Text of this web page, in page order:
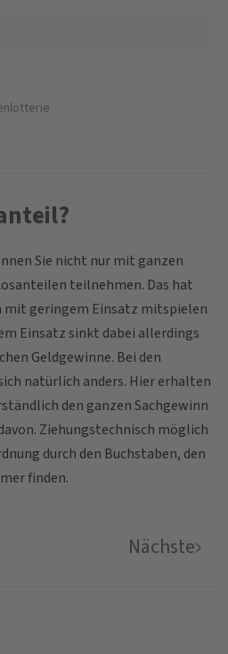
Sie nicht nur mit ganzen
teilnehmen. Das hat
mit geringem Einsatz mitspielen
Einsatz sinkt dabei allerdings
Geldgewinne. Bei den
natürlich anders. Hier erhalten
den ganzen Sachgewinn
Ziehungstechnisch möglich
durch den Buchstaben, den
finden.
Nächste